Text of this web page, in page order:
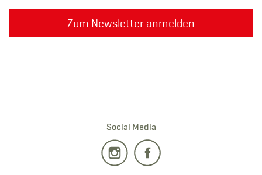
Zum Newsletter anmelden
Social Media